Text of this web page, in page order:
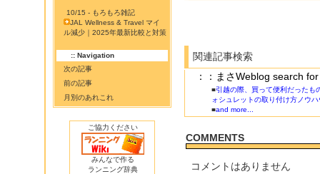
10/15 - もろもろ雑記
JAL Wellness & Travel マイ
ル減少｜2025年最新比較と対策
:: Navigation
次の記事
前の記事
月別のあれこれ
ご協力ください
みんなで作る
ランニング辞典
関連記事検索
：：まさWeblog search
■引越の際、買って便利だったも
ォシュレットの取り付け方ノウハ
■and more...
COMMENTS
コメントはありません